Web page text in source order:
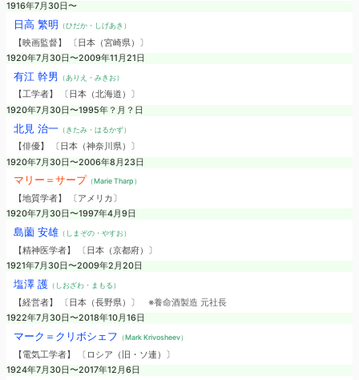
1916年7月30日〜
日高 繁明 （ひだか・しげあき）
【映画監督】 〔日本（宮崎県）〕
1920年7月30日〜2009年11月21日
有江 幹男 （ありえ・みきお）
【工学者】 〔日本（北海道）〕
1920年7月30日〜1995年？月？日
北見 治一（きたみ・はるかず）
【俳優】 〔日本（神奈川県）〕
1920年7月30日〜2006年8月23日
マリー＝サープ （Marie Tharp）
【地質学者】 〔アメリカ〕
1920年7月30日〜1997年4月9日
島薗 安雄（しまぞの・やすお）
【精神医学者】 〔日本（京都府）〕
1921年7月30日〜2009年2月20日
塩澤 護 （しおざわ・まもる）
【経営者】 〔日本（長野県）〕 ※養命酒製造 元社長
1922年7月30日〜2018年10月16日
マーク＝クリボシェフ （Mark Krivosheev）
【電気工学者】 〔ロシア（旧・ソ連）〕
1924年7月30日〜2017年12月6日